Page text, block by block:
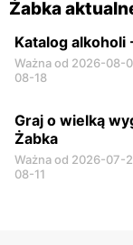
Żabka
Katalog alkoholi
Ważna od 2026-08-
08-18
Graj o wielką
Żabka
Ważna od 2026-07-
08-11